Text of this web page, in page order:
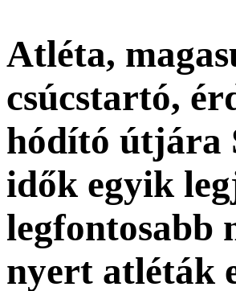
Atléta,
csúcstartó,
hódító útjára
idők egyik
legfontosabb
nyert atléták